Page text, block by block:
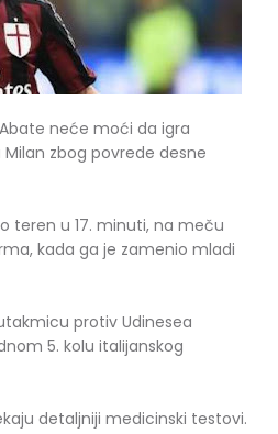
neće moći da igra
zbog povrede desne
teren u 17. minuti, na meču
kada ga je zamenio mladi
protiv Udinesea
5. kolu italijanskog
detaljniji medicinski testovi.